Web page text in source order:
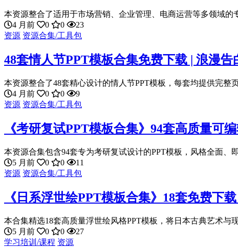
本资源整合了适用于市场营销、企业管理、电商运营等多领域的
4 月前
0 0
23
资源 资源合集/工具包
48套情人节PPT模板合集免费下载 | 浪漫
本资源整合了48套精心设计的情人节PPT模板，每套均提供完整
4 月前
0 0
9
资源 资源合集/工具包
《考研复试PPT模板合集》94套高质量可
本资源合集包含94套专为考研复试设计的PPT模板，风格全面、
5 月前
0 0
11
资源 资源合集/工具包
《日系浮世绘PPT模板合集》18套免费下
本合集精选18套高质量浮世绘风格PPT模板，将日本古典艺术与
5 月前
0 0
27
学习培训/课程 资源